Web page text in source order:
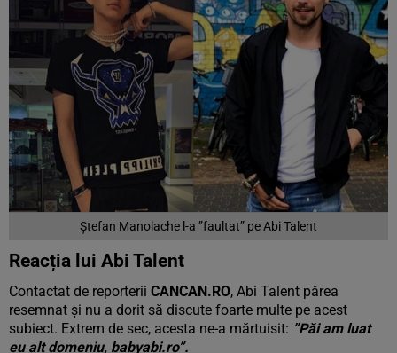
Ștefan Manolache l-a ”faultat” pe Abi Talent
Reacția lui Abi Talent
Contactat de reporterii CANCAN.RO, Abi Talent părea
resemnat și nu a dorit să discute foarte multe pe acest
subiect. Extrem de sec, acesta ne-a mărtuisit: ”Păi am luat
eu alt domeniu, babyabi.ro”.